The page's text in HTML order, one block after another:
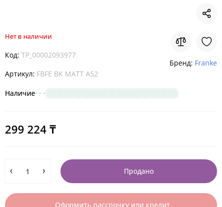
Нет в наличии
Код: TP_00002093977
Артикул: FBFE BK MATT A52
Наличие
Бренд: Franke
299 224 ₸
Продано
Оформить рассрочку или кредит